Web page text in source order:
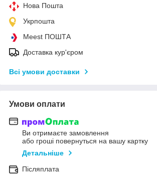
Нова Пошта
Укрпошта
Meest ПОШТА
Доставка кур'єром
Всі умови доставки
Умови оплати
Ви отримаєте замовлення
або гроші повернуться на вашу картку
Детальніше
Післяплата